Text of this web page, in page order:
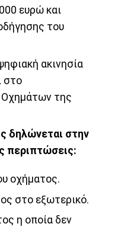
ευρώ και
του
ακινησία
στο
της
δηλώνεται στην
περιπτώσεις:
οχήματος.
στο εξωτερικό.
η οποία δεν